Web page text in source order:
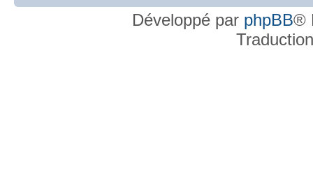
Développé par phpBB®